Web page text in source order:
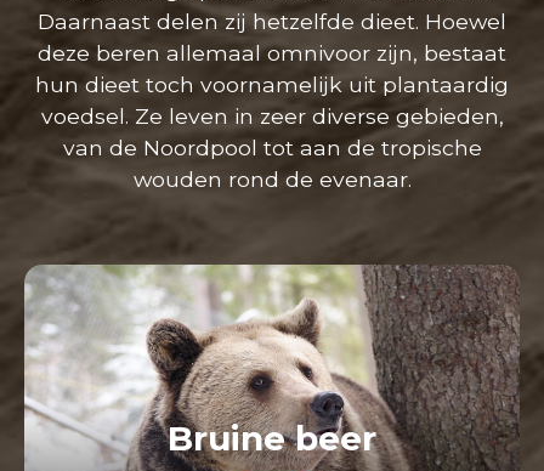
Daarnaast delen zij hetzelfde dieet. Hoewel
deze beren allemaal omnivoor zijn, bestaat
hun dieet toch voornamelijk uit plantaardig
voedsel. Ze leven in zeer diverse gebieden,
van de Noordpool tot aan de tropische
wouden rond de evenaar.
Bruine beer